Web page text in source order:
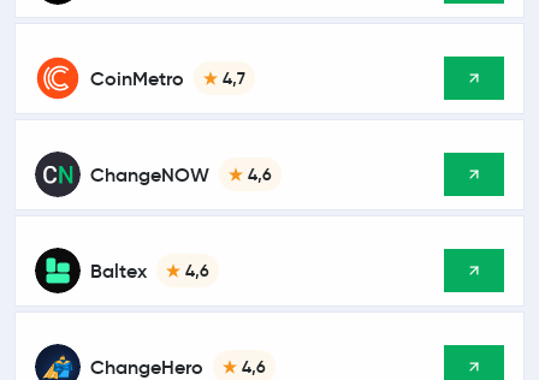
CoinMetro 4,7
ChangeNOW 4,6
Baltex 4,6
ChangeHero 4,6